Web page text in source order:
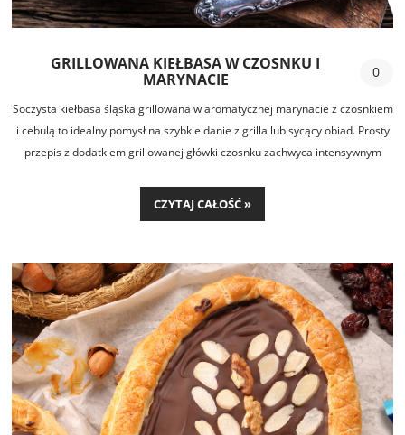
GRILLOWANA KIEŁBASA W CZOSNKU I
MARYNACIE
0
Soczysta kiełbasa śląska grillowana w aromatycznej marynacie z czosnkiem
i cebulą to idealny pomysł na szybkie danie z grilla lub sycący obiad. Prosty
przepis z dodatkiem grillowanej główki czosnku zachwyca intensywnym
CZYTAJ CAŁOŚĆ »